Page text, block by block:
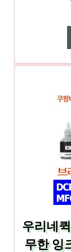
우리네
무한 잉